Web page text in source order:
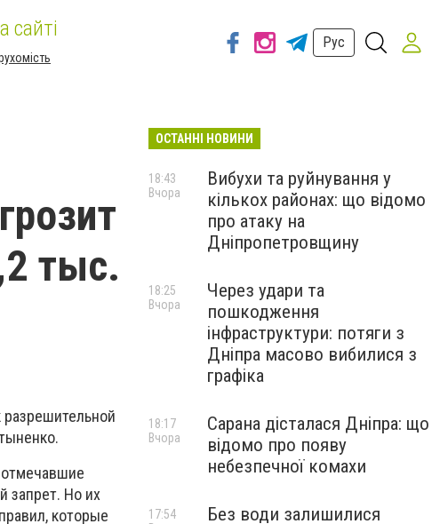
сайті
Рус
тыс.
отмечавшие
запрет. Но их
которые
ОСТАННІ НОВИНИ
Вибухи та руйнування у
кількох районах: що відомо
про атаку на
Дніпропетровщину
18:43
Вчора
Через удари та
пошкодження
інфраструктури: потяги з
Дніпра масово вибилися з
графіка
18:25
Вчора
Сарана дісталася Дніпра: що
відомо про появу
небезпечної комахи
18:17
Вчора
Без води залишилися
17:54